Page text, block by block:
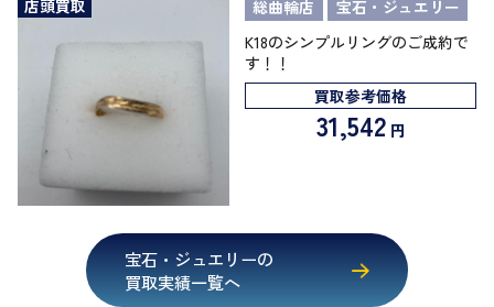
店頭買取
総曲輪店
宝石・ジュエリー
K18のシンプルリングのご成約で
す！！
買取参考価格
31,542 円
宝石・ジュエリーの
買取実績一覧へ